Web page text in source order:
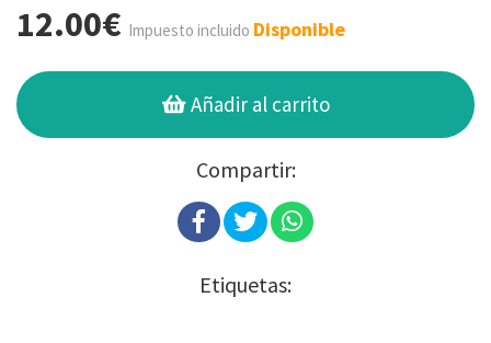
12.00€ Impuesto incluido Disponible
Añadir al carrito
Compartir:
Etiquetas: